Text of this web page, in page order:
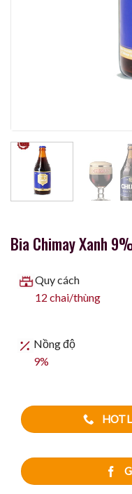
Bia Chimay Xanh
Quy cách
12 chai/thùng
Nồng độ
9%